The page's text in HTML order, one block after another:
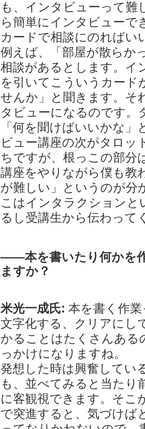
も、インタビューって難
ら簡単にインタビューで
カードで相談にのればい
例えば、「部屋が散らか
相談があるとします。イ
を引いてこういうカード
せんか」と聞きます。そ
タビューになるのです。
「何を聞けばいいかな
ビュー講座の次がタロッ
ちですが、根っこの部分
講座をやりながら僕も教
が難しい」というのが分
こはインタラクション
るし受講生から伝わって
――本を書いたり何かを
ますか？
米光一成氏: 本を書く作
文字化する、クリアにし
かることはたくさんある
っかけになりますね。
発想した時は興奮してい
も、並べてみると当たり
に客観視できます。そこ
で突進すると、気づけば